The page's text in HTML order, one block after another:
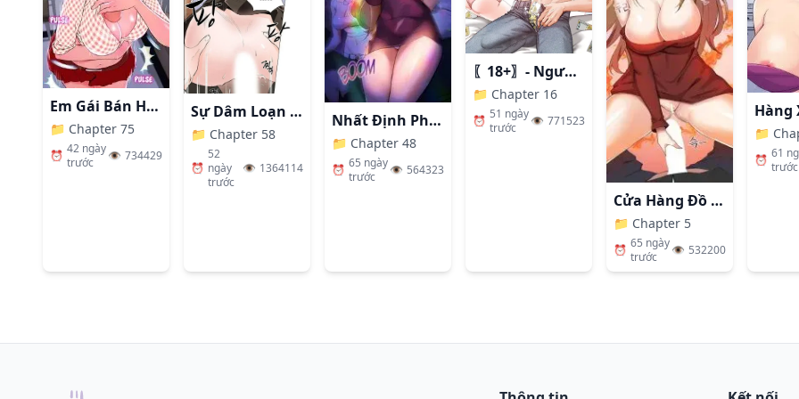
74: Chapter 74
Đăng lúc:45 ngày trước
73: Chapter 73
Đăng lúc:45 ngày trước
71: Chapter 71
Em Gái Bán Hàng Sextoy
📁 Chapter 75
⏰ 42 ngày
trước
👁️ 734429
Sự Dâm Loạn Ở Bệnh Viện
📁 Chapter 58
⏰
52
ngày
trước
👁️ 1364114
Nhất Định Phải Là Chị Ấy
📁 Chapter 48
⏰ 65 ngày
trước
👁️ 564323
〖18+〗- Người Bạn Thanh Mai Trúc Mã Tính Theo Giá Thị Trường
📁 Chapter 16
⏰ 51 ngày
trước
👁️ 771523
Cửa Hàng Đồ Chơi Người Lớn Ở Thế Giới Lạ
📁 Chapter 5
⏰ 65 ngày
trước
👁️ 532200
📁
⏰ 61
trước